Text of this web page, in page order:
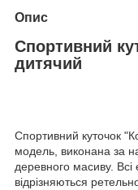
Опис
Спортивний
дитячий
Спортивний куточок
модель, виконана за
деревного масиву.
відрізняються